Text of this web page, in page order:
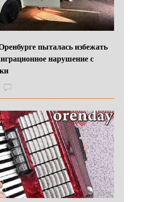
пыталась избежать
нарушение с